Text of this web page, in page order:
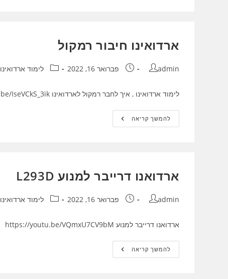
ארדואינו חיבור רמקול
מחבר:
admin פורסם:פברואר 16, 2022 קטגוריה:לימוד ארדואינו
לימוד ארדואינו , איך לחבר רמקול לארדואינו https://youtu.be/IseVCkS_3ik
להמשך קריאהארדואינו
חיבור
ארדואנו דרייבר למנוע L293D
מחבר:
admin פורסם:פברואר 16, 2022 קטגוריה:לימוד ארדואינו
ארדואנו דרייבר למנוע L293D https://youtu.be/VQmxU7CV9bM
להמשך קריאהארדואנו
דרייבר